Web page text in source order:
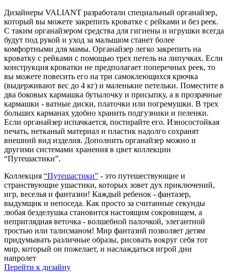
Дизайнеры VALIANT разработали специальный органайзер,
который вы можете закрепить кроватке с рейками и без реек.
С таким органайзером средства для гигиены и игрушки всегда
будут под рукой и уход за малышом станет более
комфортными для мамы. Органайзер легко закрепить на
кроватку с рейками с помощью трех петель на липучках. Если
конструкция кроватки не предполагает поперечных реек, то
вы можете повесить его на три самоклеющихся крючка
(выдерживают вес до 4 кг) и маленькие петельки. Поместите в
два боковых кармашка бутылочку и присыпку, а в прозрачные
кармашки - ватные диски, платочки или погремушки. В трех
больших карманах удобно хранить подгузники и пеленки.
Если органайзер испачкается, постирайте его. Износостойкая
печать, нетканый материал и пластик надолго сохранят
внешний вид изделия. Дополнить органайзер можно и
другими системами хранения в цвет коллекции
“Путешастики”.
Коллекция “Путешастики” - это путешествующие и
странствующие ушастики, которых зовет дух приключений,
игр, веселья и фантазии! Каждый ребенок - фантазер,
выдумщик и непоседа. Как просто за считанные секунды
любая безделушка становится настоящим сокровищем, а
неприглядная веточка - волшебной палочкой, элегантной
тростью или талисманом! Мир фантазий позволяет детям
придумывать различные образы, рисовать вокруг себя тот
мир, который он пожелает, и наслаждаться игрой дни
напролет
Перейти к дизайну